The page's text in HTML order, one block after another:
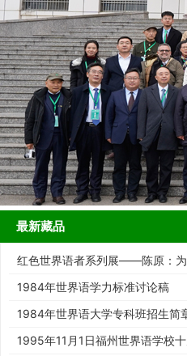
最新藏品
红色世界语者系列展——陈原：
而生的跨界智者
1984年世界语学力标准讨论稿
1984年世界语大学专科班招生简
1995年11月1日福州世界语学校